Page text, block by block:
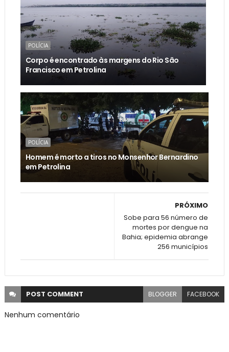
POLÍCIA
Corpo é encontrado às margens do Rio São
Francisco em Petrolina
POLÍCIA
Homem é morto a tiros no Monsenhor Bernardino
em Petrolina
PRÓXIMO
Sobe para 56 número de
mortes por dengue na
Bahia; epidemia abrange
256 municípios
POST COMMENT BLOGGER FACEBOOK
Nenhum comentário